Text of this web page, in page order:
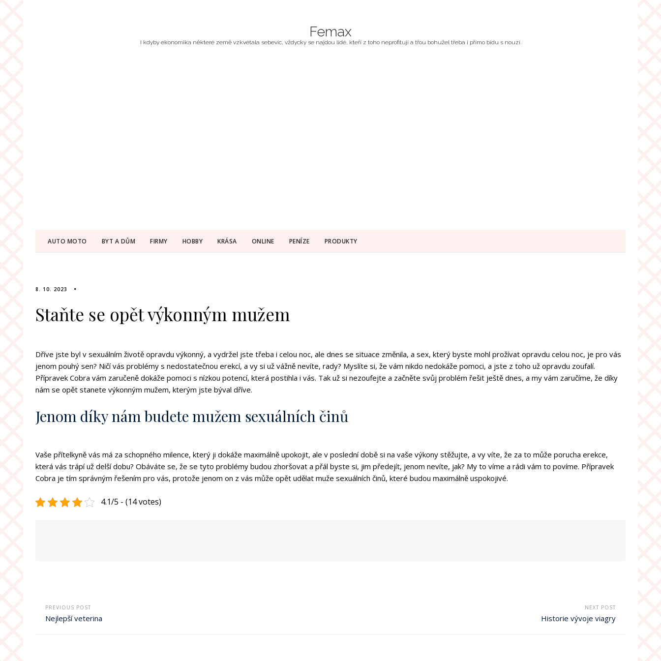
Femax
I kdyby ekonomika některé země vzkvétala sebevíc, vždycky se najdou lidé, kteří z toho neprofitují a třou bohužel třeba i přímo bídu s nouzí.
AUTO MOTO BYT A DŮM FIRMY HOBBY KRÁSA ONLINE PENÍZE PRODUKTY
8. 10. 2023
Staňte se opět výkonným mužem
Dříve jste byl v sexuálním životě opravdu výkonný, a vydržel jste třeba i celou noc, ale dnes se situace změnila, a sex, který byste mohl prožívat opravdu celou noc, je pro vás
jenom pouhý sen? Ničí vás problémy s nedostatečnou erekcí, a vy si už vážně nevíte, rady? Myslíte si, že vám nikdo nedokáže pomoci, a jste z toho už opravdu zoufalí.
Přípravek Cobra vám zaručeně dokáže pomoci s nízkou potencí, která postihla i vás. Tak už si nezoufejte a začněte svůj problém řešit ještě dnes, a my vám zaručíme, že díky
nám se opět stanete výkonným mužem, kterým jste býval dříve.
Jenom díky nám budete mužem sexuálních činů
Vaše přítelkyně vás má za schopného milence, který ji dokáže maximálně upokojit, ale v poslední době si na vaše výkony stěžujte, a vy víte, že za to může porucha erekce,
která vás trápí už delší dobu? Obáváte se, že se tyto problémy budou zhoršovat a přál byste si, jim předejít, jenom nevíte, jak? My to víme a rádi vám to povíme. Přípravek
Cobra je tím správným řešením pro vás, protože jenom on z vás může opět udělat muže sexuálních činů, které budou maximálně uspokojivé.
4.1/5 - (14 votes)
PREVIOUS POST
Nejlepší veterina
NEXT POST
Historie vývoje viagry